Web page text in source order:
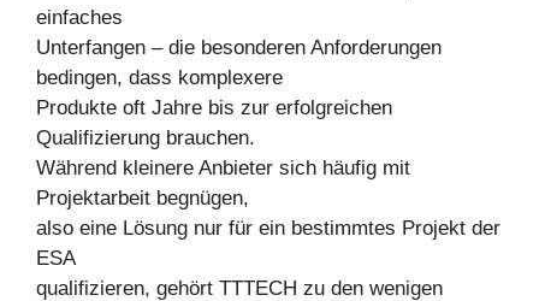
einfaches
Unterfangen – die besonderen Anforderungen
bedingen, dass komplexere
Produkte oft Jahre bis zur erfolgreichen
Qualifizierung brauchen.
Während kleinere Anbieter sich häufig mit
Projektarbeit begnügen,
also eine Lösung nur für ein bestimmtes Projekt der
ESA
qualifizieren, gehört TTTECH zu den wenigen